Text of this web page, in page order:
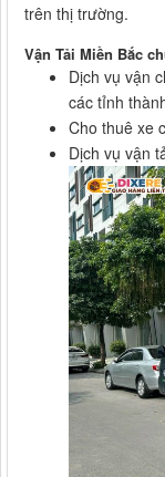
trên thị trường.
Vận Tải Miền Bắc
Dịch vụ vận
các tỉnh
Cho thuê xe
Dịch vụ vận